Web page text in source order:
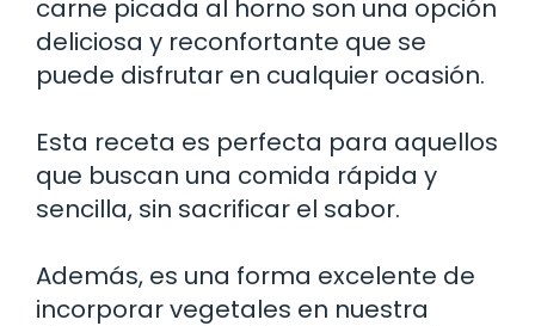
carne picada al horno son una opción
deliciosa y reconfortante que se
puede disfrutar en cualquier ocasión.
Esta receta es perfecta para aquellos
que buscan una comida rápida y
sencilla, sin sacrificar el sabor.
Además, es una forma excelente de
incorporar vegetales en nuestra